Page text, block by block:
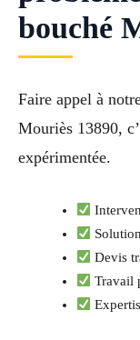
bouché
Faire appel à
Mouriès 13890,
expérimentée.
Devis
Travail